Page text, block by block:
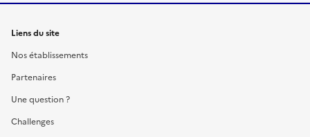
Liens du site
Nos établissements
Partenaires
Une question ?
Challenges